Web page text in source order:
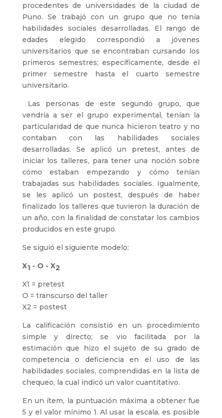
procedentes de universidades de la ciudad de
Puno. Se trabajó con un grupo que no tenía
habilidades sociales desarrolladas. El rango de
edades elegido correspondió a jóvenes
universitarios que se encontraban cursando los
primeros semestres; específicamente, desde el
primer semestre hasta el cuarto semestre
universitario.
Las personas de este segundo grupo, que
vendría a ser el grupo experimental, tenían la
particularidad de que nunca hicieron teatro y no
contaban con las habilidades sociales
desarrolladas. Se aplicó un pretest, antes de
iniciar los talleres, para tener una noción sobre
cómo estaban empezando y cómo tenían
trabajadas sus habilidades sociales. Igualmente,
se les aplicó un postest, después de haber
finalizado los talleres que tuvieron la duración de
un año, con la finalidad de constatar los cambios
producidos en este grupo.
Se siguió el siguiente modelo:
X1- O - X2
X1 = pretest
O = transcurso del taller
X2 = postest
La calificación consistió en un procedimiento
simple y directo; se vio facilitada por la
estimación que hizo el sujeto de su grado de
competencia o deficiencia en el uso de las
habilidades sociales, comprendidas en la lista de
chequeo, la cual indicó un valor cuantitativo.
En un ítem, la puntuación máxima a obtener fue
5 y el valor mínimo 1. Al usar la escala, es posible